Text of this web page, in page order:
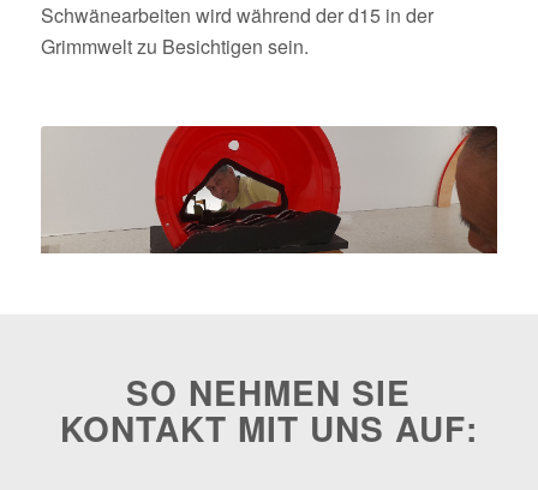
Schwänearbeiten wird während der d15 in der
Grimmwelt zu Besichtigen sein.
SO NEHMEN SIE
KONTAKT MIT UNS AUF: